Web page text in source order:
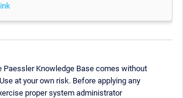
Paessler Knowledge Base comes without
at your own risk. Before applying any
proper system administrator